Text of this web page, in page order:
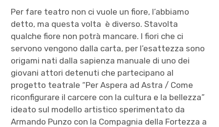
Per fare teatro non ci vuole un fiore, l’abbiamo
detto, ma questa volta è diverso. Stavolta
qualche fiore non potrà mancare. I fiori che ci
servono vengono dalla carta, per l’esattezza sono
origami nati dalla sapienza manuale di uno dei
giovani attori detenuti che partecipano al
progetto teatrale “Per Aspera ad Astra / Come
riconfigurare il carcere con la cultura e la bellezza”
ideato sul modello artistico sperimentato da
Armando Punzo con la Compagnia della Fortezza a